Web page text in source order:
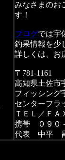
みなさまのお
す！
ブログでは宇
釣果情報を少
詳しくは、お
〒781-1161
高知県土佐市
フィッシング
センターフラ
ＴＥＬ／ＦＡ
携帯 ０９０
代表 中平